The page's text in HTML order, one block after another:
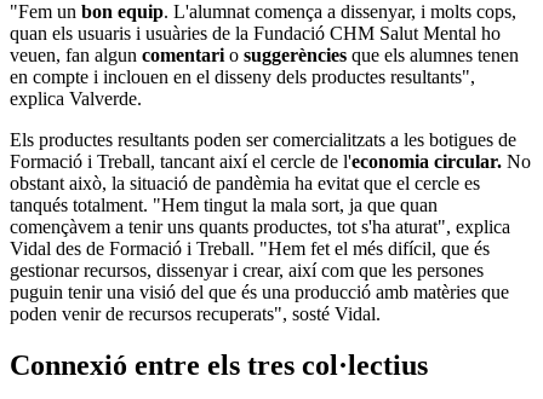
"Fem un bon equip. L'alumnat comença a dissenyar, i molts cops,
quan els usuaris i usuàries de la Fundació CHM Salut Mental ho
veuen, fan algun comentario suggerències que els alumnes tenen
en compte i inclouen en el disseny dels productes resultants",
explica Valverde.
Els productes resultants poden ser comercialitzats a les botigues de
Formació i Treball, tancant així el cercle de l'economia circular. No
obstant això, la situació de pandèmia ha evitat que el cercle es
tanqués totalment. "Hem tingut la mala sort, ja que quan
començàvem a tenir uns quants productes, tot s'ha aturat", explica
Vidal des de Formació i Treball. "Hem fet el més difícil, que és
gestionar recursos, dissenyar i crear, així com que les persones
puguin tenir una visió del que és una producció amb matèries que
poden venir de recursos recuperats", sosté Vidal.
Connexió entre els tres col·lectius